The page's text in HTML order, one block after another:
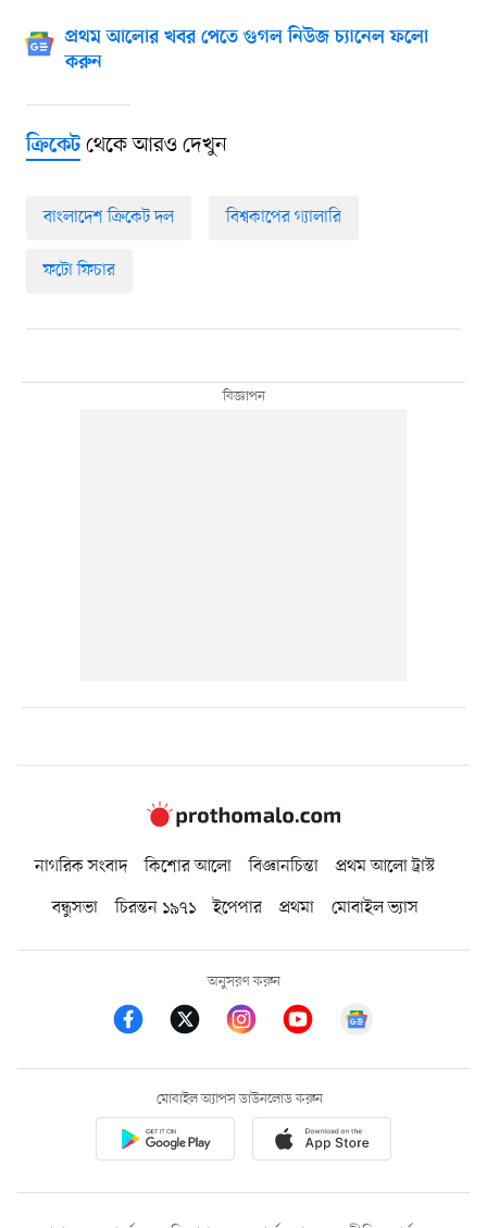
প্রথম আলোর খবর পেতে গুগল নিউজ চ্যানেল ফলো
করুন
ক্রিকেটথেকে আরও দেখুন
বাংলাদেশ ক্রিকেট দল বিশ্বকাপের গ্যালারি
ফটো ফিচার
নাগরিক সংবাদ কিশোর আলো বিজ্ঞানচিন্তা
প্রথম আলো ট্রাস্ট
বন্ধুসভা
চিরন্তন ১৯৭১ ইপেপার প্রথমা মোবাইল ভ্যাস
অনুসরণ করুন
মোবাইল অ্যাপস ডাউনলোড করুন